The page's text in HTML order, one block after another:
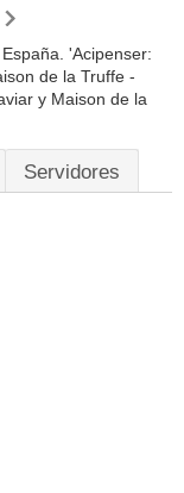
'Acipenser:
de la Truffe -
y Maison de la
Servidores